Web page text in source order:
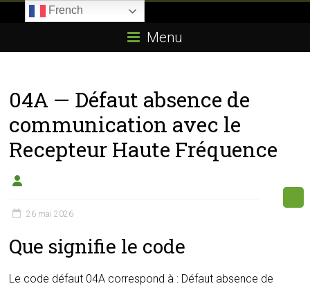
E85.com
passion
boîtier
éthanol
Menu
04A — Défaut absence de
communication avec le
Recepteur Haute Fréquence
26 mai 2026
Que signifie le code
Le code défaut 04A correspond à : Défaut absence de
French